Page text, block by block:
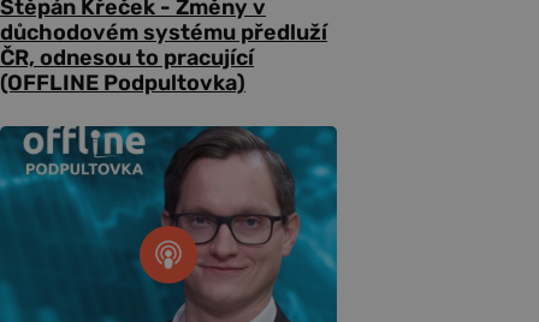
Štěpán Křeček - Změny v
důchodovém systému předluží
ČR, odnesou to pracující
(OFFLINE Podpultovka)